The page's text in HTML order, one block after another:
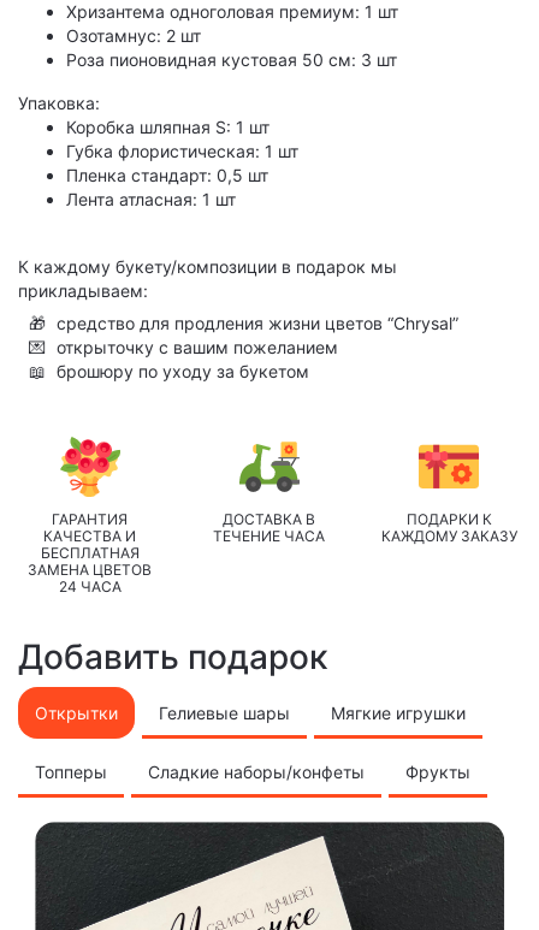
Хризантема одноголовая премиум: 1 шт
Озотамнус: 2 шт
Роза пионовидная кустовая 50 см: 3 шт
Упаковка:
Коробка шляпная S: 1 шт
Губка флористическая: 1 шт
Пленка стандарт: 0,5 шт
Лента атласная: 1 шт
К каждому букету/композиции в подарок мы
прикладываем:
🎁 средство для продления жизни цветов “Chrysal”
💌 открыточку с вашим пожеланием
📖 брошюру по уходу за букетом
ГАРАНТИЯ
КАЧЕСТВА И
БЕСПЛАТНАЯ
ЗАМЕНА ЦВЕТОВ
24 ЧАСА
ДОСТАВКА В
ТЕЧЕНИЕ ЧАСА
ПОДАРКИ К
КАЖДОМУ ЗАКАЗУ
Добавить подарок
Открытки Гелиевые шары Мягкие игрушки
Топперы Сладкие наборы/конфеты Фрукты